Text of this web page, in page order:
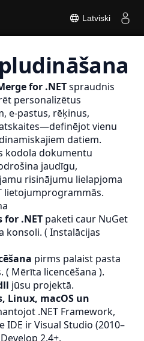
Latviski
for .NETspraudnis
personalizētus
e-pastus, rēķinus,
vienu
datiem.
kodola dokumentu
jaudīgu,
risinājumu lielapjoma
lietojumprogrammās.
for .NET paketi caur NuGet
konsoli. ( Instalācijas
pirms palaist pasta
( Mērīta licencēšana ).
jūsu projektā.
Linux, macOS un
.NET Framework,
IDE ir Visual Studio (2010–
2.4+.